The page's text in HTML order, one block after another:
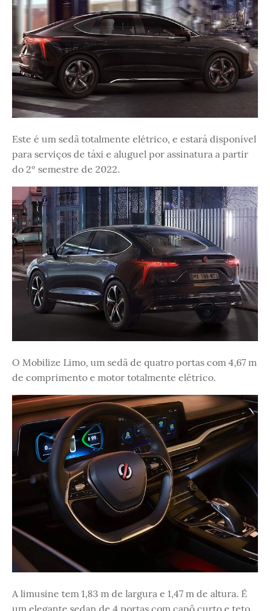
Este é um sedã totalmente elétrico, e estará disponível
para serviços de táxi e aluguel por assinatura a partir
do 2º semestre de 2022.
O Mobilize Limo, um sedã de quatro portas com 4,67 m
de comprimento e motor totalmente elétrico.
A limusine tem 1,83 m de largura e 1,47 m de altura. É
um elegante sedan de 4 portas com capô curto e teto